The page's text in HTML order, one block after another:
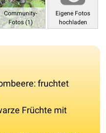
Community-
Fotos (1)
Eigene Fotos
hochladen
fruchtet
Früchte mit